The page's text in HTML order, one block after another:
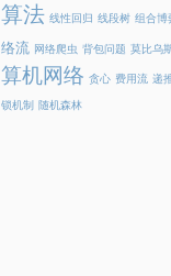
算法 线性回归 线段树 组合博
络流 网络爬虫 背包问题 莫比乌
算机网络 贪心 费用流 递
锁机制 随机森林